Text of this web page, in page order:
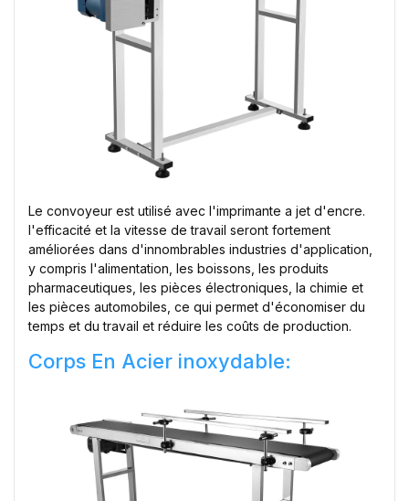
Le convoyeur est utilisé avec l'imprimante a jet d'encre.
l'efficacité et la vitesse de travail seront fortement
améliorées dans d'innombrables industries d'application,
y compris l'alimentation, les boissons, les produits
pharmaceutiques, les pièces électroniques, la chimie et
les pièces automobiles, ce qui permet d'économiser du
temps et du travail et réduire les coûts de production.
Corps En Acier inoxydable: